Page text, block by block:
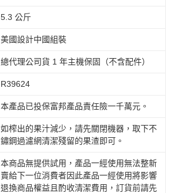
5.3 公斤
美國設計中國組裝
總代理公司貨 1 年主機保固（不含配件）
R39624
本產品已投保富邦產品責任險一千萬元。
如榨出的果汁減少，請先關閉機器，取下不
鏽鋼過濾網清潔殘留的果渣即可。
本商品無提供試用，產品一經使用無法整新
賣給下一位消費者因此產品一經使用將影響
退換商品權益且酌收清潔費用，訂貨前請先